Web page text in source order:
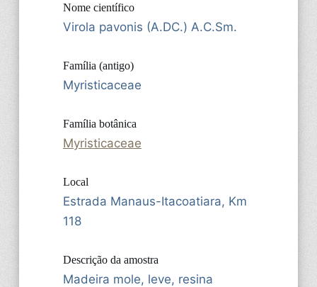
Nome científico
Virola pavonis (A.DC.) A.C.Sm.
Família (antigo)
Myristicaceae
Família botânica
Myristicaceae
Local
Estrada Manaus-Itacoatiara, Km
118
Descrição da amostra
Madeira mole, leve, resina